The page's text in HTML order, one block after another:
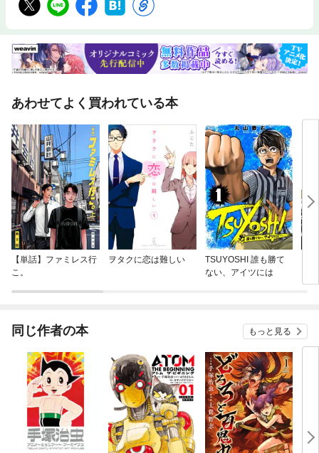
あわせてよく買われている本
【単話】ファミレス行
こ。
ヲタクに恋は難しい
TSUYOSHI 誰も勝て
ない、アイツには
同じ作者の本 もっと見る